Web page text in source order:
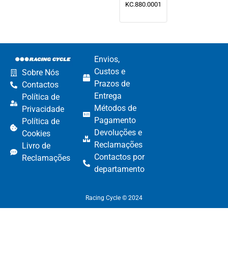
KC.880.0001
Sobre Nós
Contactos
Política de
Privacidade
Política de
Cookies
Livro de
Reclamações
Envios,
Custos e
Prazos de
Entrega
Métodos de
Pagamento​
Devoluções e
Reclamações​
Contactos por
departamento​
Racing Cycle © 2024